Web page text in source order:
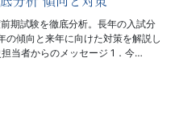
期試験を徹底分析。長年の入試分
の傾向と来年に向けた対策を解説し
当者からのメッセージ 1．今…